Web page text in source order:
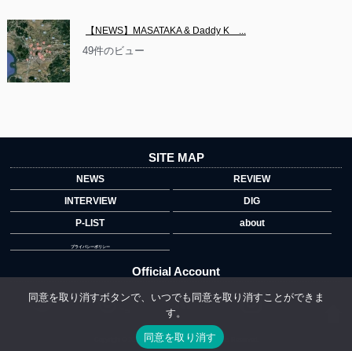
【NEWS】MASATAKA & Daddy K　...
49件のビュー
SITE MAP
NEWS
REVIEW
INTERVIEW
DIG
P-LIST
about
プライバシーポリシー
Official Account
Copyright © 2014 copyrights.indiegrab.jp All Rights Reserved.
同意を取り消すボタンで、いつでも同意を取り消すことができま
す。
同意を取り消す